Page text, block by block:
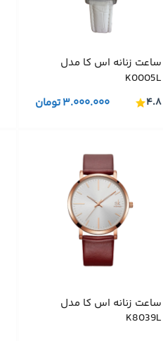
ساعت زنانه اس کا مدل
K0005L
۳.۰۰۰.۰۰۰تومان ۴.۸
ساعت زنانه اس کا مدل
K8039L